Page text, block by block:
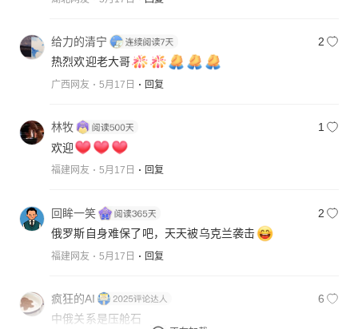
给力的清宁
2
热烈欢迎老大哥
广西网友 5月17日 回复
林牧
1
欢迎
福建网友 5月17日 回复
回眸一笑
2
俄罗斯自身难保了吧，天天被乌克兰袭击
福建网友 5月17日 回复
疯狂的AI
6
中俄关系是压舱石